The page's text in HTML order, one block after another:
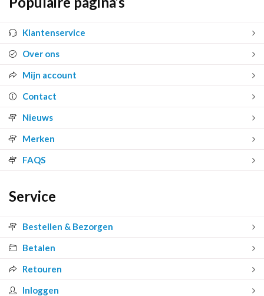
Klantenservice
Over ons
Mijn account
Contact
Nieuws
Merken
FAQS
Service
Bestellen & Bezorgen
Betalen
Retouren
Inloggen